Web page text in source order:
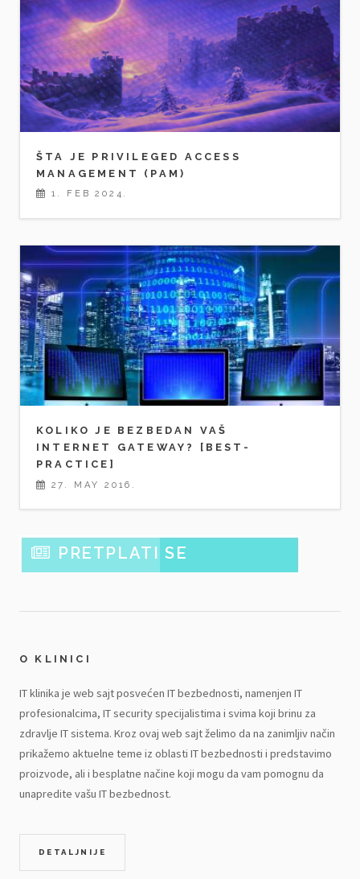
ŠTA JE PRIVILEGED ACCESS
MANAGEMENT (PAM)
1. FEB 2024.
KOLIKO JE BEZBEDAN VAŠ
INTERNET GATEWAY? [BEST-
PRACTICE]
27. MAY 2016.
PRETPLATI SE
O KLINICI
IT klinika je web sajt posvećen IT bezbednosti, namenjen IT
profesionalcima, IT security specijalistima i svima koji brinu za
zdravlje IT sistema. Kroz ovaj web sajt želimo da na zanimljiv način
prikažemo aktuelne teme iz oblasti IT bezbednosti i predstavimo
proizvode, ali i besplatne načine koji mogu da vam pomognu da
unapredite vašu IT bezbednost.
DETALJNIJE